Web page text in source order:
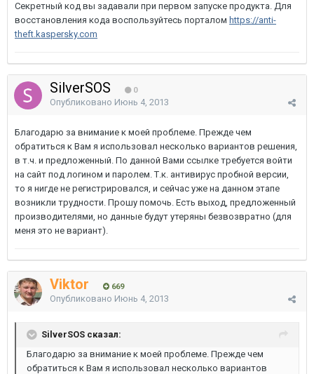
Секретный код вы задавали при первом запуске продукта. Для
восстановления кода воспользуйтесь порталом https://anti-
theft.kaspersky.com
SilverSOS 0
Опубликовано Июнь 4, 2013
Благодарю за внимание к моей проблеме. Прежде чем
обратиться к Вам я использовал несколько вариантов решения,
в т.ч. и предложенный. По данной Вами ссылке требуется войти
на сайт под логином и паролем. Т.к. антивирус пробной версии,
то я нигде не регистрировался, и сейчас уже на данном этапе
возникли трудности. Прошу помочь. Есть выход, предложенный
производителями, но данные будут утеряны безвозвратно (для
меня это не вариант).
Viktor 669
Опубликовано Июнь 4, 2013
SilverSOS сказал:
Благодарю за внимание к моей проблеме. Прежде чем
обратиться к Вам я использовал несколько вариантов